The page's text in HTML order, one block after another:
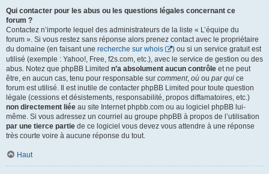
Qui contacter pour les abus ou les questions légales concernant ce
forum ?
Contactez n’importe lequel des administrateurs de la liste « L’équipe du
forum ». Si vous restez sans réponse alors prenez contact avec le propriétaire
du domaine (en faisant une recherche sur whois
) ou si un service gratuit est
utilisé (exemple : Yahoo!, Free, f2s.com, etc.), avec le service de gestion ou des
abus. Notez que phpBB Limited n’a absolument aucun contrôle et ne peut
être, en aucun cas, tenu pour responsable sur comment, où ou par qui ce
forum est utilisé. Il est inutile de contacter phpBB Limited pour toute question
légale (cessions et désistements, responsabilité, propos diffamatoires, etc.)
non directement liée au site Internet phpbb.com ou au logiciel phpBB lui-
même. Si vous adressez un courriel au groupe phpBB à propos de l’utilisation
par une tierce partie de ce logiciel vous devez vous attendre à une réponse
très courte voire à aucune réponse du tout.
Haut